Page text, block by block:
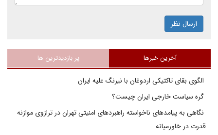
ارسال نظر
آخرین خبرها پر بازدیدترین ها
الگوی بقای تاکتیکی اردوغان با نیرنگ علیه ایران
گره سیاست خارجی ایران چیست؟
نگاهی به پیامدهای ناخواسته راهبردهای امنیتی تهران در ترازوی موازنه
قدرت در خاورمیانه